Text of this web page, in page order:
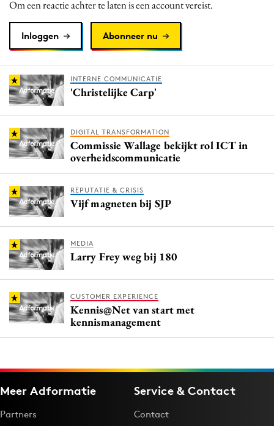
Purpose Marketing
Reputatie & crisis
Om een reactie achter te laten is een account vereist.
Inloggen Abonneer nu
INTERNE COMMUNICATIE
'Christelijke Carp'
DIGITAL TRANSFORMATION
Commissie Wallage bekijkt rol ICT in
overheidscommunicatie
REPUTATIE & CRISIS
Vijf magneten bij SJP
MEDIA
Larry Frey weg bij 180
CUSTOMER EXPERIENCE
Kennis@Net van start met
kennismanagement
Meer Adformatie
Partners
Service & Contact
Contact